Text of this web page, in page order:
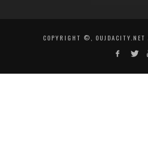
COPYRIGHT ©, OUJDACITY.NET